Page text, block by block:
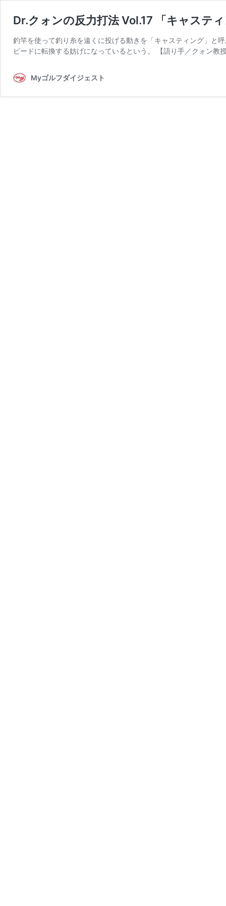
Dr.クォンの反力打法 Vol.17 「キャステ
釣竿を使って釣り糸を遠くに投げる動きを「キャスティング」と
ピードに転換する妨げになっているという。 【語り手／クォン
Myゴルフダイジェスト